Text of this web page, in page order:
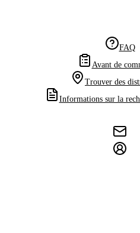
FAQ
Avant de
Trouver des
Informations sur la